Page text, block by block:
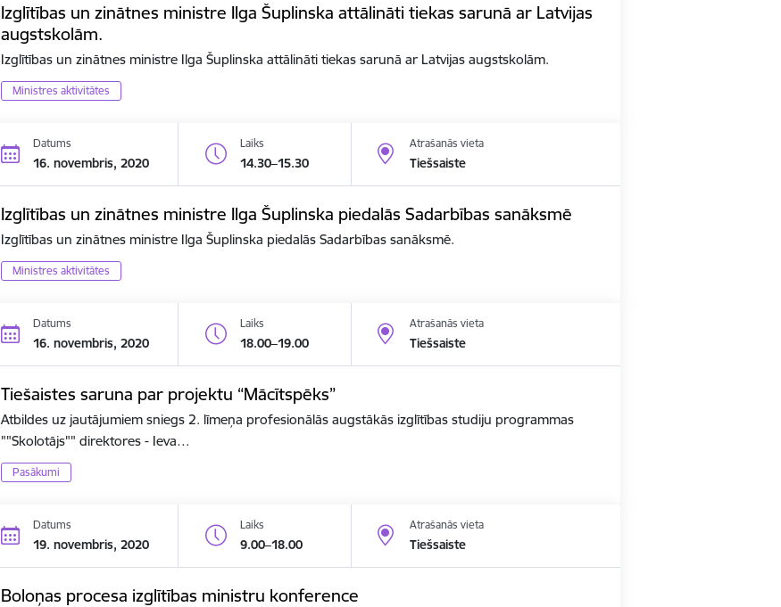
Izglītības un zinātnes ministre Ilga Šuplinska attālināti tiekas sarunā ar Latvijas
augstskolām.
Izglītības un zinātnes ministre Ilga Šuplinska attālināti tiekas sarunā ar Latvijas augstskolām.
Ministres aktivitātes
Datums
16. novembris, 2020
Laiks
14.30–15.30
Atrašanās vieta
Tiešsaiste
Izglītības un zinātnes ministre Ilga Šuplinska piedalās Sadarbības sanāksmē
Izglītības un zinātnes ministre Ilga Šuplinska piedalās Sadarbības sanāksmē.
Ministres aktivitātes
Datums
16. novembris, 2020
Laiks
18.00–19.00
Atrašanās vieta
Tiešsaiste
Tiešaistes saruna par projektu “Mācītspēks”
Atbildes uz jautājumiem sniegs 2. līmeņa profesionālās augstākās izglītības studiju programmas
""Skolotājs"" direktores - Ieva…
Pasākumi
Datums
19. novembris, 2020
Laiks
9.00–18.00
Atrašanās vieta
Tiešsaiste
Boloņas procesa izglītības ministru konference